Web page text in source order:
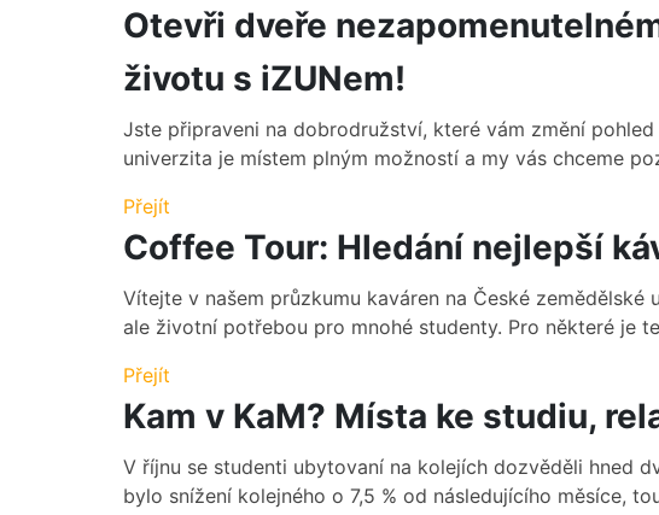
Otevři dveře
životu s iZUNem!
Jste připraveni na dobrodružství, které vám změní
univerzita je místem plným možností a my vás chceme
Přejít
Coffee Tour: Hledání nejlepší
Vítejte v našem průzkumu kaváren na České zemědělské
ale životní potřebou pro mnohé studenty. Pro některé je
Přejít
Kam v KaM? Místa ke studiu,
V říjnu se studenti ubytovaní na kolejích dozvěděli hned
bylo snížení kolejného o 7,5 % od následujícího měsíce,